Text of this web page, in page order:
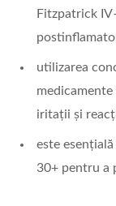
Fitzpatrick
utilizarea
iritații și
este
30+ pentru a